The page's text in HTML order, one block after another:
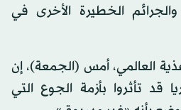
الخطيرة الأخرى في
العالمي، أمس (الجمعة)، إن
تأثروا بأزمة الجوع التي